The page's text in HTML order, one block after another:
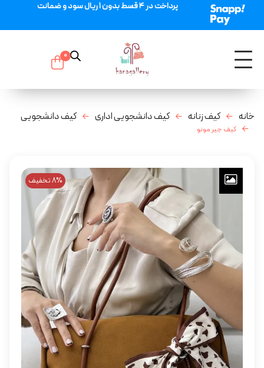
پرداخت در 4 قسط بدون 1 ریال سود و ضمانت
0
خانه کیف زنانه کیف دانشجویی اداری کیف دانشجویی
کیف جیر مونو
8% تخفیف